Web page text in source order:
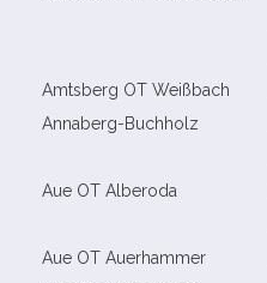
Amtsberg OT Weißbach
Annaberg-​Buchholz
Aue OT Alberoda
Aue OT Auerhammer